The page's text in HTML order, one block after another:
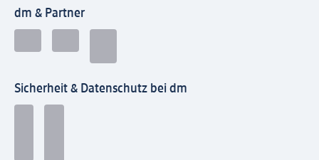
dm & Partner
Sicherheit & Datenschutz bei dm